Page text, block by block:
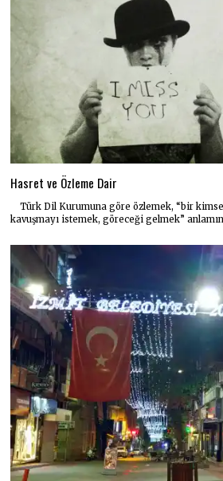
Hasret ve Özleme Dair
Türk Dil Kurumuna göre özlemek, “bir
kavuşmayı istemek, göreceği gelmek”